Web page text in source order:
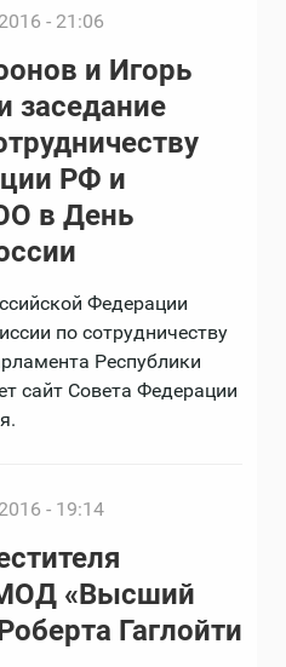
- 21:06
и Игорь
заседание
РФ и
в День
Федерации
по сотрудничеству
Республики
сайт Совета Федерации
- 19:14
«Высший
Гаглойти